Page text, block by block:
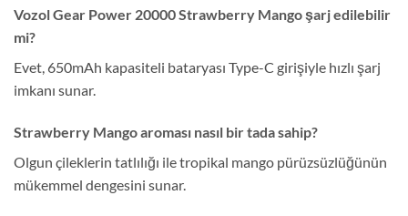
Vozol Gear Power 20000 Strawberry Mango şarj edilebilir
mi?
Evet, 650mAh kapasiteli bataryası Type-C girişiyle hızlı şarj
imkanı sunar.
Strawberry Mango aroması nasıl bir tada sahip?
Olgun çileklerin tatlılığı ile tropikal mango pürüzsüzlüğünün
mükemmel dengesini sunar.